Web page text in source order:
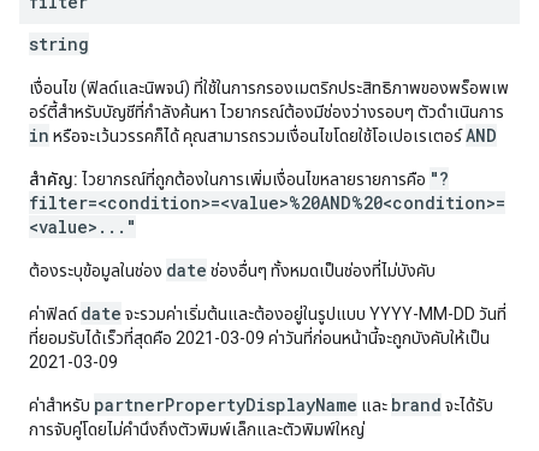
string
เงื่อนไข (ฟิลด์และนิพจน์) ที่ใช้ในการกรองเมตริกประสิทธิภาพของพร็อพเพ
อร์ตี้สําหรับบัญชีที่กําลังค้นหา ไวยากรณ์ต้องมีช่องว่างรอบๆ ตัวดำเนินการ
in หรือจะเว้นวรรคก็ได้ คุณสามารถรวมเงื่อนไขโดยใช้โอเปอเรเตอร์AND
สำคัญ: ไวยากรณ์ที่ถูกต้องในการเพิ่มเงื่อนไขหลายรายการคือ "?
filter=<condition>=<value>%20AND%20<condition>=
<value>..."
ต้องระบุข้อมูลในช่อง date ช่องอื่นๆ ทั้งหมดเป็นช่องที่ไม่บังคับ
ค่าฟิลด์date จะรวมค่าเริ่มต้นและต้องอยู่ในรูปแบบ YYYY-MM-DD วันที่
ที่ยอมรับได้เร็วที่สุดคือ 2021-03-09 ค่าวันที่ก่อนหน้านี้จะถูกบังคับให้เป็น
2021-03-09
ค่าสำหรับ partnerPropertyDisplayName และ brand จะได้รับ
การจับคู่โดยไม่คำนึงถึงตัวพิมพ์เล็กและตัวพิมพ์ใหญ่